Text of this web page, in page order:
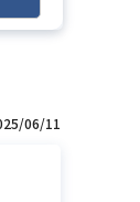
06/11